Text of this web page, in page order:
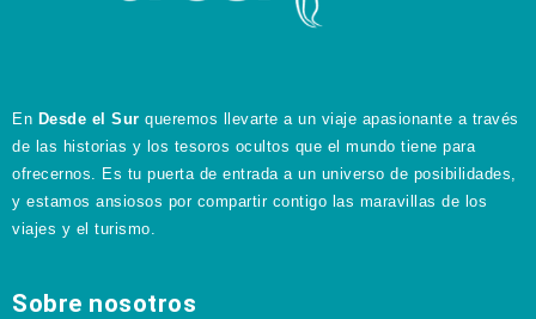
En Desde el Sur queremos llevarte a un viaje apasionante a través
de las historias y los tesoros ocultos que el mundo tiene para
ofrecernos. Es tu puerta de entrada a un universo de posibilidades,
y estamos ansiosos por compartir contigo las maravillas de los
viajes y el turismo.
Sobre nosotros